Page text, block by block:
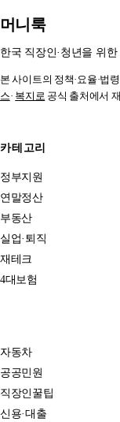
머니룩
한국 직장인·청년을 위
본 사이트의 정책·요율·법
스· 복지로 공식 출처에서
카테고리
정부지원
연말정산
부동산
실업·퇴직
재테크
4대보험
자동차
공공민원
직장인꿀팁
신용·대출